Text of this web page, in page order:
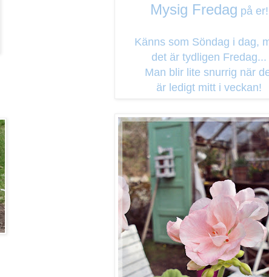
Mysig Fredag på er!
Känns som Söndag i dag,
det är tydligen Fredag...
Man blir lite snurrig när
är ledigt mitt i veckan!